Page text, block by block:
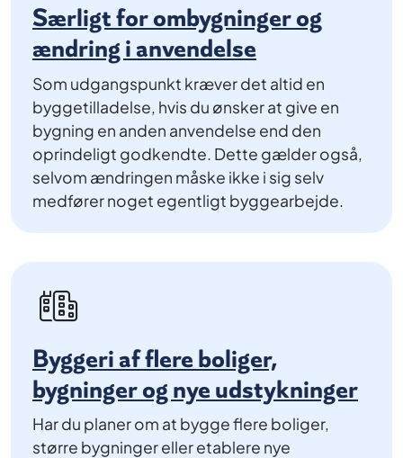
Særligt for ombygninger og
ændring i anvendelse
Som udgangspunkt kræver det altid en
byggetilladelse, hvis du ønsker at give en
bygning en anden anvendelse end den
oprindeligt godkendte. Dette gælder også,
selvom ændringen måske ikke i sig selv
medfører noget egentligt byggearbejde.
Byggeri af flere boliger,
bygninger og nye udstykninger
Har du planer om at bygge flere boliger,
større bygninger eller etablere nye